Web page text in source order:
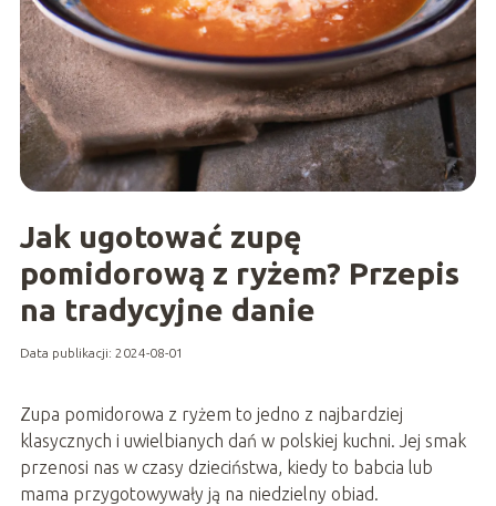
Jak ugotować zupę
pomidorową z ryżem? Przepis
na tradycyjne danie
Data publikacji: 2024-08-01
Zupa pomidorowa z ryżem to jedno z najbardziej
klasycznych i uwielbianych dań w polskiej kuchni. Jej smak
przenosi nas w czasy dzieciństwa, kiedy to babcia lub
mama przygotowywały ją na niedzielny obiad.